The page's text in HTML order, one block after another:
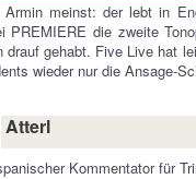
Armin meinst: der lebt in
PREMIERE die zweite
gehabt. Five Live hat
wieder nur die Ansage-
Atterl
Kommentator für